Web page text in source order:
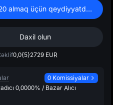
almaq üçün qeydiyyatdan
Daxil olun
0,0{5}2729 EUR
0 Komissiyalar
0,0000% / Bazar Alıcı